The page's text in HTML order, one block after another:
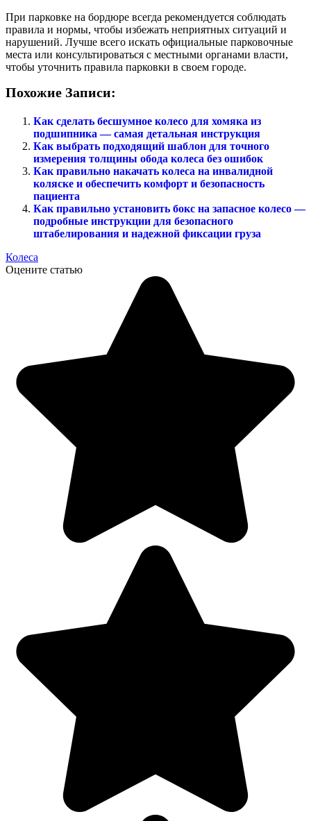
При парковке на бордюре всегда рекомендуется соблюдать
правила и нормы, чтобы избежать неприятных ситуаций и
нарушений. Лучше всего искать официальные парковочные
места или консультироваться с местными органами власти,
чтобы уточнить правила парковки в своем городе.
Похожие Записи:
Как сделать бесшумное колесо для хомяка из
подшипника — самая детальная инструкция
Как выбрать подходящий шаблон для точного
измерения толщины обода колеса без ошибок
Как правильно накачать колеса на инвалидной
коляске и обеспечить комфорт и безопасность
пациента
Как правильно установить бокс на запасное колесо —
подробные инструкции для безопасного
штабелирования и надежной фиксации груза
Колеса
Оцените статью